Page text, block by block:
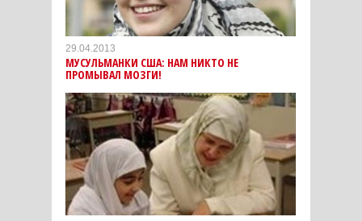
29.04.2013
МУСУЛЬМАНКИ США: НАМ НИКТО НЕ
ПРОМЫВАЛ МОЗГИ!